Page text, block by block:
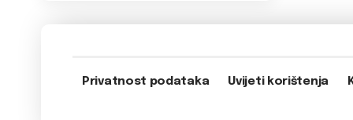
Privatnost podataka Uvijeti korištenja